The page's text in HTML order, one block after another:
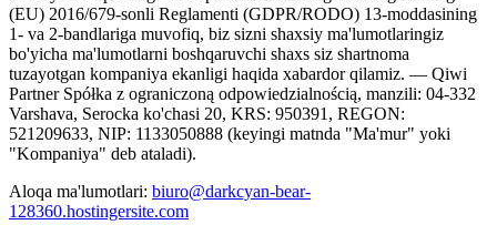
(EU) 2016/679-sonli Reglamenti (GDPR/RODO) 13-moddasining
1- va 2-bandlariga muvofiq, biz sizni shaxsiy ma'lumotlaringiz
bo'yicha ma'lumotlarni boshqaruvchi shaxs siz shartnoma
tuzayotgan kompaniya ekanligi haqida xabardor qilamiz. — Qiwi
Partner Spółka z ograniczoną odpowiedzialnością, manzili: 04-332
Varshava, Serocka ko'chasi 20, KRS: 950391, REGON:
521209633, NIP: 1133050888 (keyingi matnda "Ma'mur" yoki
"Kompaniya" deb ataladi).
Aloqa ma'lumotlari: biuro@darkcyan-bear-
128360.hostingersite.com